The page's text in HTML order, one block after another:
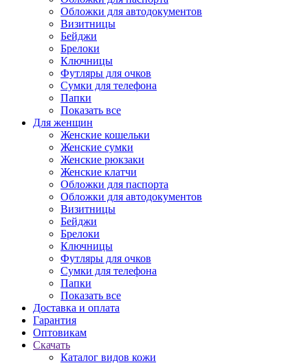
Обложки для автодокументов
Визитницы
Бейджи
Брелоки
Ключницы
Футляры для очков
Сумки для телефона
Папки
Показать все
Для женщин
Женские кошельки
Женские сумки
Женские рюкзаки
Женские клатчи
Обложки для паспорта
Обложки для автодокументов
Визитницы
Бейджи
Брелоки
Ключницы
Футляры для очков
Сумки для телефона
Папки
Показать все
Доставка и оплата
Гарантия
Оптовикам
Скачать
Каталог видов кожи